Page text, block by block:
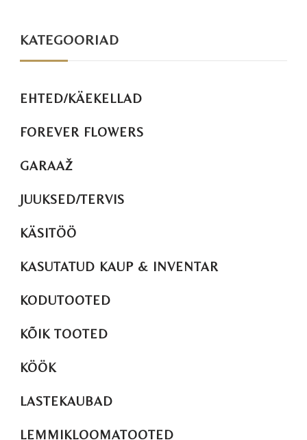
KATEGOORIAD
EHTED/KÄEKELLAD
FOREVER FLOWERS
GARAAŽ
JUUKSED/TERVIS
KÄSITÖÖ
KASUTATUD KAUP & INVENTAR
KODUTOOTED
KÕIK TOOTED
KÖÖK
LASTEKAUBAD
LEMMIKLOOMATOOTED